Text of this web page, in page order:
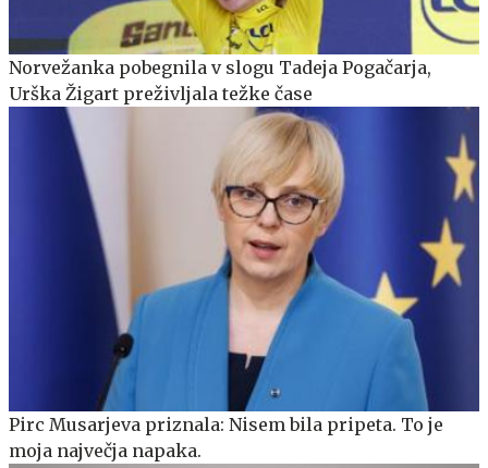
Norvežanka pobegnila v slogu Tadeja Pogačarja,
Urška Žigart preživljala težke čase
Pirc Musarjeva priznala: Nisem bila pripeta. To je
moja največja napaka.